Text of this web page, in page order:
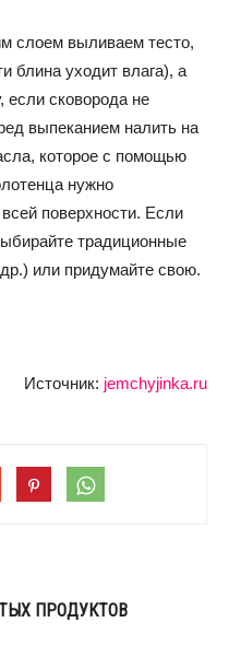
слоем выливаем тесто,
блина уходит влага), а
если сковорода не
выпеканием налить на
которое с помощью
нужно
поверхности. Если
традиционные
или придумайте свою.
Источник: jemchyjinka.ru
ПРОДУКТОВ